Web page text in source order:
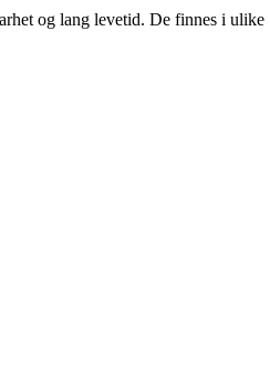
og lang levetid. De finnes i ulike